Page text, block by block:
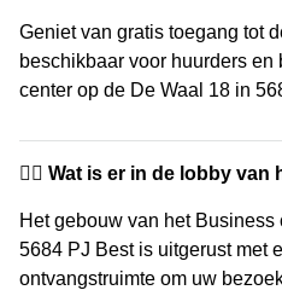
Geniet van gratis toegang tot
beschikbaar voor huurders
center op de De Waal 18 in
🙋‍♀️ Wat is er in de lobby
Het gebouw van het
5684 PJ Best is uitgerust met
ontvangstruimte om uw